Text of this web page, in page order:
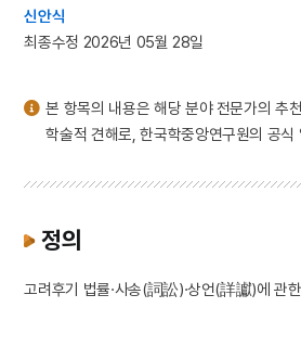
신안식
최종수정 2026년 05월 28일
본 항목의 내용은 해당 분야 전문가의 추
학술적 견해로, 한국학중앙연구원의 공식
정의
고려후기 법률·사송(詞訟)·상언(詳讞)에 관